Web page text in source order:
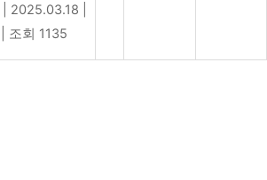
2025.03.18
조회 1135